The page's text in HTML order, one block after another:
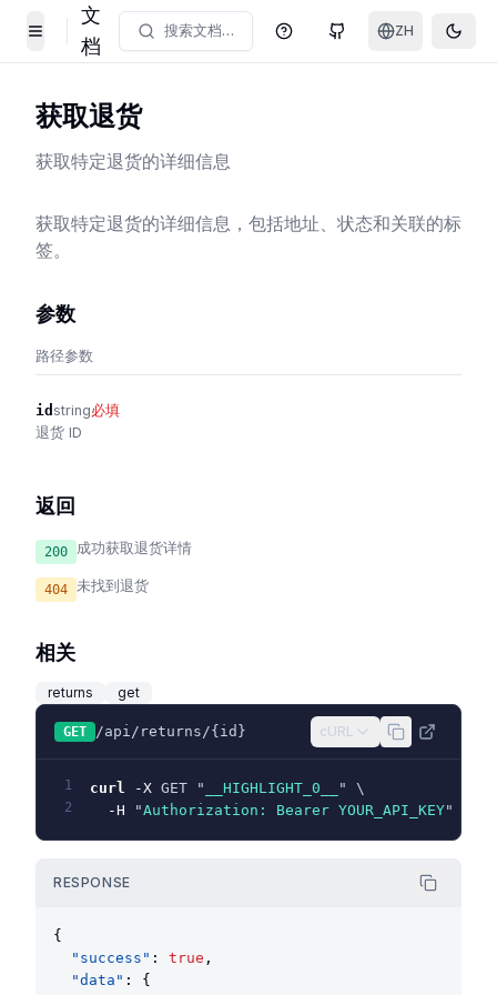
Toggle Menu
文
档
搜索文档… 帮助中心GitHub ZH
获取退货
获取特定退货的详细信息
获取特定退货的详细信息，包括地址、状态和关联的标
签。
参数
路径参数
id string必填
退货 ID
返回
200 成功获取退货详情
404 未找到退货
相关
returns get
GET /api/returns/{id} cURL
1 curl -X GET " __HIGHLIGHT_0__ " \
2 -H "Authorization: Bearer YOUR_API_KEY"
RESPONSE
{
"success" : true ,
"data" : {